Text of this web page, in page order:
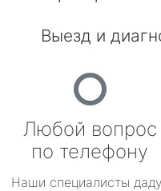
Выезд и
Любой вопрос
по телефону
Наши специалисты